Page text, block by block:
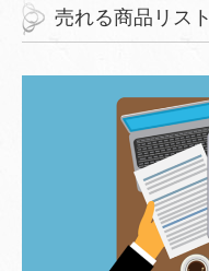
売れる商品リスト